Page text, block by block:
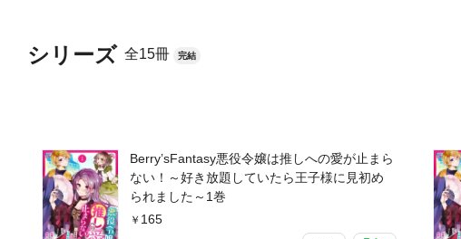
シリーズ 全15冊 完結
Berry’sFantasy悪役令嬢は推しへの愛が止まら
ない！～好き放題していたら王子様に見初め
られました～1巻
165